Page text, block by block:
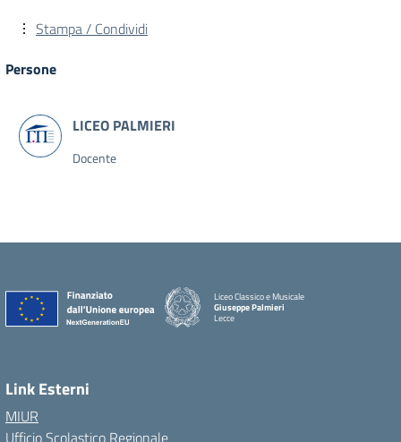
Stampa / Condividi
Persone
Docente
Liceo Classico e Musicale
Giuseppe Palmieri
Lecce
Link Esterni
MIUR
Ufficio Scolastico Regionale